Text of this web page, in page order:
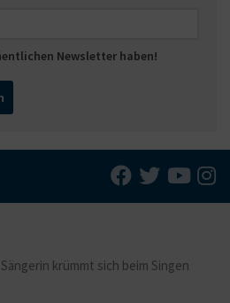
Newsletter haben!